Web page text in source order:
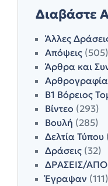
Διαβάστε
Άλλες
Απόψεις (505)
Άρθρα και
Αρθρογραφία
Β1 Βόρειος
Βίντεο (293)
Βουλή (285)
Δελτία Τύπου
Δράσεις (32)
ΔΡΑΣΕΙΣ/
Έγραψαν (111)